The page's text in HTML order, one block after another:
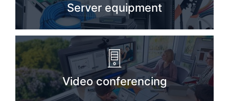
Server equipment
Video conferencing